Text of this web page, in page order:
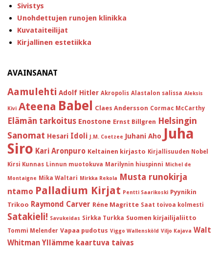
Sivistys
Unohdettujen runojen klinikka
Kuvataiteilijat
Kirjallinen estetiikka
AVAINSANAT
Aamulehti Adolf Hitler Akropolis Alastalon salissa Aleksis
Kivi Ateena Babel Claes Andersson Cormac McCarthy
Elämän tarkoitus Enostone Ernst Billgren Helsingin
Sanomat Hesari Idoli J.M. Coetzee Juhani Aho Juha
Siro Kari Aronpuro Keltainen kirjasto Kirjallisuuden Nobel
Kirsi Kunnas Linnun muotokuva Marilynin hiuspinni Michel de
Montaigne Mika Waltari Mirkka Rekola Musta runokirja
ntamo Palladium Kirjat Pentti Saarikoski Pyynikin
Trikoo Raymond Carver Réne Magritte Saat toivoa kolmesti
Satakieli! Savukeidas Sirkka Turkka Suomen kirjailijaliitto
Tommi Melender Vapaa pudotus Viggo Wallensköld Viljo Kajava Walt
Whitman Yllämme kaartuva taivas